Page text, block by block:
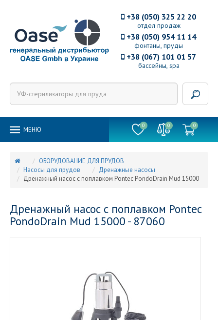
отдел продаж
+38 (050) 325 22 20
фонтаны, пруды
+38 (050) 954 11 14
бассейны, spa
+38 (067) 101 01 57
MEНЮ
0 0 0
ОБОРУДОВАНИЕ ДЛЯ ПРУДОВ
Насосы для прудов
Дренажные насосы
Дренажный насос с поплавком Pontec PondoDrain Mud 15000
Дренажный насос с поплавком Pontec
PondoDrain Mud 15000 - 87060